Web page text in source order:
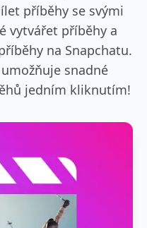
příběhy se svými
vytvářet příběhy a
na Snapchatu.
snadné
jedním kliknutím!